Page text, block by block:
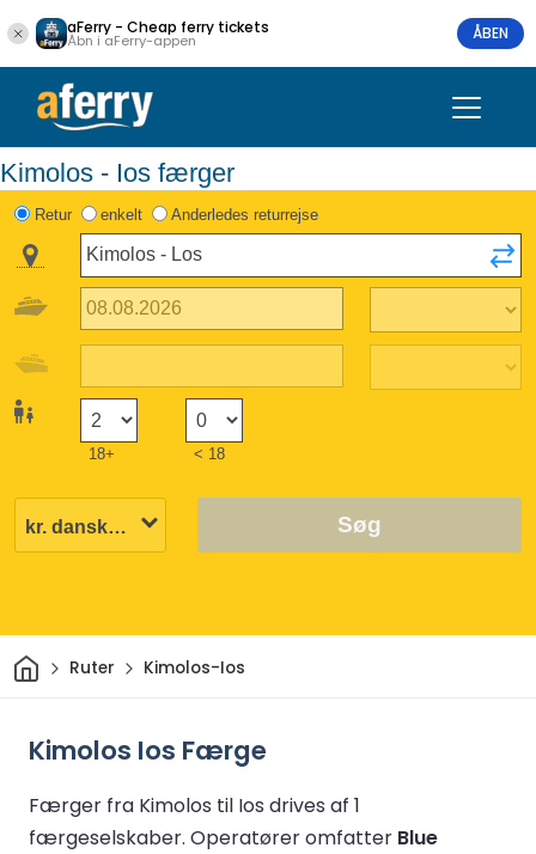
aFerry - Cheap ferry tickets
Åbn i aFerry-appen ÅBEN
Kimolos - Ios færger
Retur enkelt Anderledes returrejse
18+ < 18
Søg
HjemRuter Kimolos-Ios
Kimolos Ios Færge
Færger fra Kimolos til Ios drives af 1
færgeselskaber. Operatører omfatter Blue